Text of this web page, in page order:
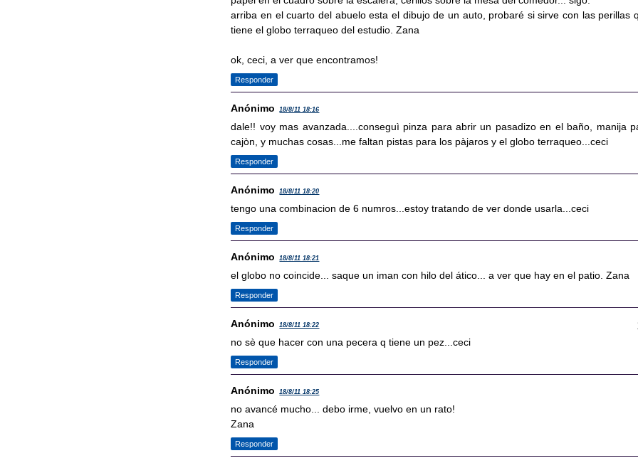
arriba en el cuarto del abuelo esta el dibujo de un auto, probaré si sirve con las perillas
tiene el globo terraqueo del estudio. Zana
ok, ceci, a ver que encontramos!
Responder
Anónimo 18/8/11 18:16
dale!! voy mas avanzada....conseguì pinza para abrir un pasadizo en el baño, manija
cajòn, y muchas cosas...me faltan pistas para los pàjaros y el globo terraqueo...ceci
Responder
Anónimo 18/8/11 18:20
tengo una combinacion de 6 numros...estoy tratando de ver donde usarla...ceci
Responder
Anónimo 18/8/11 18:21
el globo no coincide... saque un iman con hilo del ático... a ver que hay en el patio. Zana
Responder
Anónimo 18/8/11 18:22
no sè que hacer con una pecera q tiene un pez...ceci
Responder
Anónimo 18/8/11 18:25
no avancé mucho... debo irme, vuelvo en un rato!
Zana
Responder